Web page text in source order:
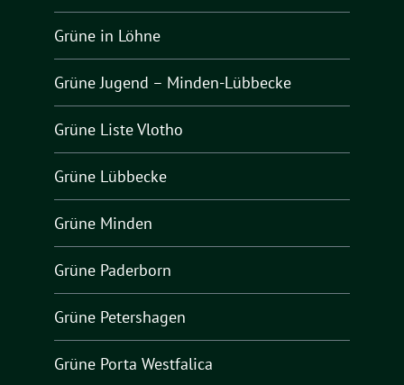
Grüne in Löhne
Grüne Jugend – Minden-Lübbecke
Grüne Liste Vlotho
Grüne Lübbecke
Grüne Minden
Grüne Paderborn
Grüne Petershagen
Grüne Porta Westfalica